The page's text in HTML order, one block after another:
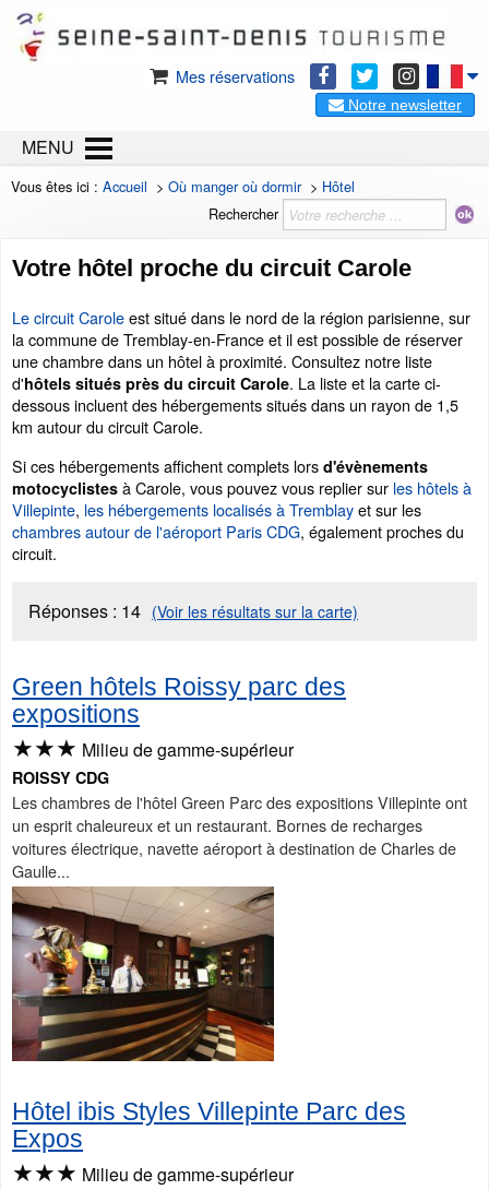
Mes réservations
Notre newsletter
MENU
Vous êtes ici : Accueil > Où manger où dormir> Hôtel
Rechercher
Votre hôtel proche du circuit Carole
Le circuit Caroleest situé dans le nord de la région parisienne, sur
la commune de Tremblay-en-France et il est possible de réserver
une chambre dans un hôtel à proximité. Consultez notre liste
d'hôtels situés près du circuit Carole. La liste et la carte ci-
dessous incluent des hébergements situés dans un rayon de 1,5
km autour du circuit Carole.
Si ces hébergements affichent complets lors d'évènements
motocyclistes à Carole, vous pouvez vous replier sur les hôtels à
Villepinte, les hébergements localisés à Tremblayet sur les
chambres autour de l'aéroport Paris CDG, également proches du
circuit.
Réponses : 14 (Voir les résultats sur la carte)
Green hôtels Roissy parc des
expositions
★★★ Milieu de gamme-supérieur
ROISSY CDG
Les chambres de l'hôtel Green Parc des expositions Villepinte ont
un esprit chaleureux et un restaurant. Bornes de recharges
voitures électrique, navette aéroport à destination de Charles de
Gaulle...
Hôtel ibis Styles Villepinte Parc des
Expos
★★★ Milieu de gamme-supérieur